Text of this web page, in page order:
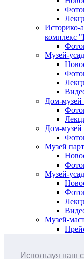
Используя наш
Историко-
комплекс
Музей-
Дом-
Дом-
Музей
Музей-
Музей-
Анонс